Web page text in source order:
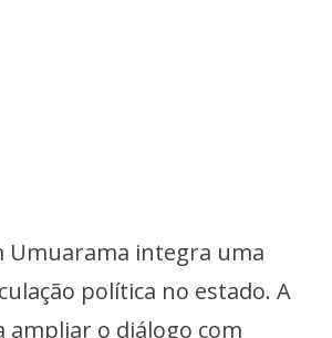
Umuarama integra uma
política no estado. A
ampliar o diálogo com